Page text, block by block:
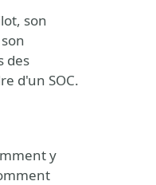
son
des
d'un SOC.
y